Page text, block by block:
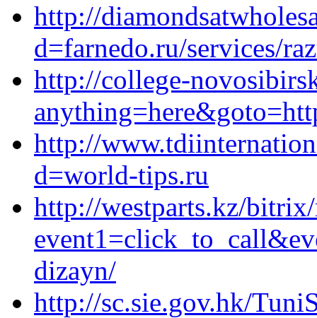
http://
d=farnedo.ru/services/
http://college-
http://
d=world-tips.ru
http://westparts.kz/
dizayn/
http://sc.sie.gov.hk/